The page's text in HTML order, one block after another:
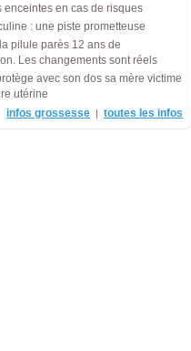
enceintes en cas de risques
: une piste prometteuse
pilule parès 12 ans de
Les changements sont réels
avec son dos sa mère victime
utérine
infos grossesse | toutes les infos